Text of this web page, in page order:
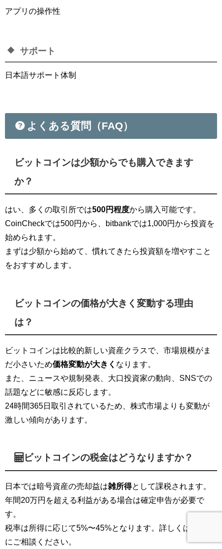
アプリの操作性
サポート
日本語サポート体制
よくある質問（FAQ）
ビットコインは少額からでも購入できます
か？
はい、多くの取引所では500円程度から購入可能です。
CoinCheckでは500円から、bitbankでは1,000円から投資を
始められます。
まずは少額から始めて、慣れてきたら投資額を増やすこと
をおすすめします。
ビットコインの価格が大きく変動する理由
は？
ビットコインは比較的新しい資産クラスで、市場規模がま
だ小さいため価格変動が大きく なります。
また、ニュースや規制発表、大口投資家の動向、SNSでの
話題などに敏感に反応します。
24時間365日取引されているため、株式市場よりも変動が
激しい傾向があります。
ビットコインの税金はどうなりますか？
日本では暗号資産の売却益は雑所得として課税されます。
年間20万円を超える利益がある場合は確定申告が必要で
す。
税率は所得に応じて5%〜45%となります。詳しくは税理士
にご相談ください。